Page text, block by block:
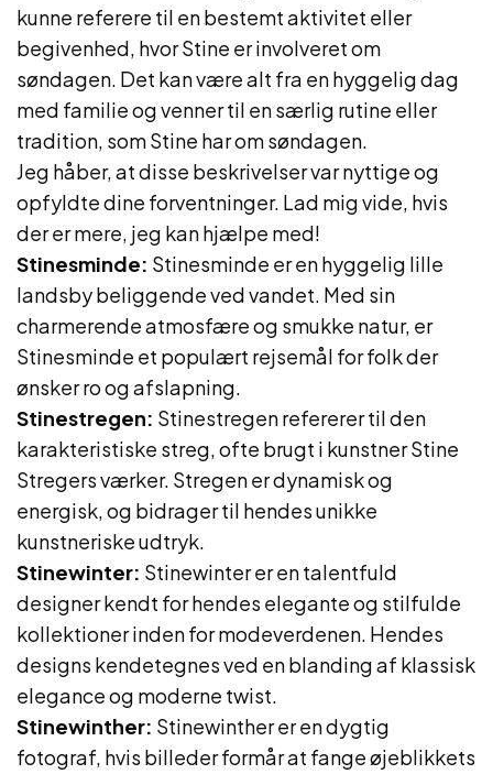
kunne referere til en bestemt aktivitet eller
begivenhed, hvor Stine er involveret om
søndagen. Det kan være alt fra en hyggelig dag
med familie og venner til en særlig rutine eller
tradition, som Stine har om søndagen.
Jeg håber, at disse beskrivelser var nyttige og
opfyldte dine forventninger. Lad mig vide, hvis
der er mere, jeg kan hjælpe med!
Stinesminde: Stinesminde er en hyggelig lille
landsby beliggende ved vandet. Med sin
charmerende atmosfære og smukke natur, er
Stinesminde et populært rejsemål for folk der
ønsker ro og afslapning.
Stinestregen: Stinestregen refererer til den
karakteristiske streg, ofte brugt i kunstner Stine
Stregers værker. Stregen er dynamisk og
energisk, og bidrager til hendes unikke
kunstneriske udtryk.
Stinewinter: Stinewinter er en talentfuld
designer kendt for hendes elegante og stilfulde
kollektioner inden for modeverdenen. Hendes
designs kendetegnes ved en blanding af klassisk
elegance og moderne twist.
Stinewinther: Stinewinther er en dygtig
fotograf, hvis billeder formår at fange øjeblikkets